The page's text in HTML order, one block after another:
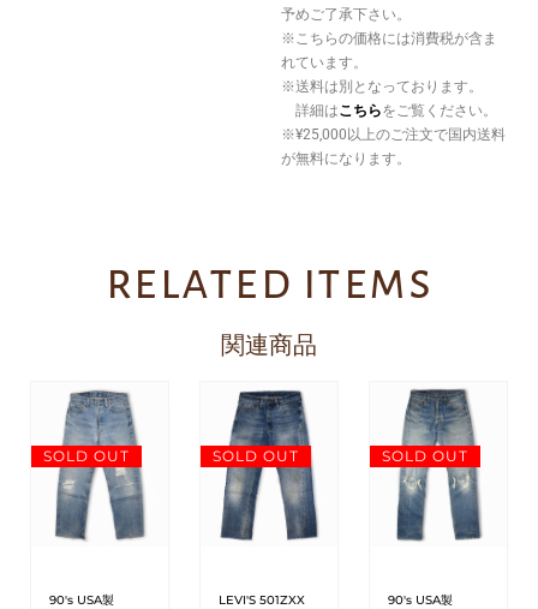
予めご了承下さい。
※こちらの価格には消費税が含ま
れています。
※送料は別となっております。
詳細はこちらをご覧ください。
※¥25,000以上のご注文で国内送料
が無料になります。
related items
関連商品
SOLD OUT
90's USA製
SOLD OUT
LEVI'S 501ZXX
SOLD OUT
90's USA製